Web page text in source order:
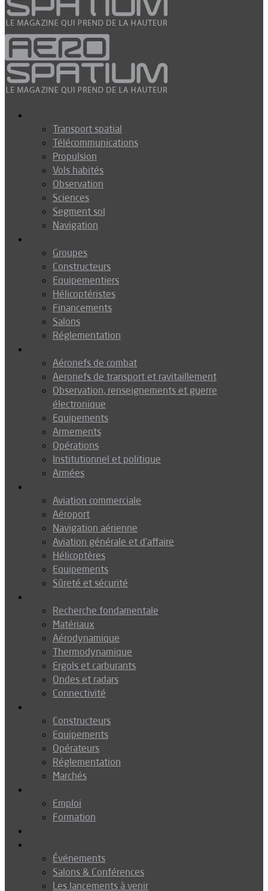
Transport spatial
Télécommunications
Propulsion
Vols habités
Observation
Sciences
Segment sol
Navigation
Groupes
Constructeurs
Equipementiers
Hélicoptéristes
Financements
Salons
Réglementation
Aéronefs de combat
Aeronefs de transport et ravitaillement
Observation, renseignements et guerre
électronique
Equipements
Armements
Opérations
Institutionnel et politique
Armées
Aviation commerciale
Aéroport
Navigation aérienne
Aviation générale et d’affaire
Hélicoptères
Equipements
Sûreté et sécurité
Recherche fondamentale
Matériaux
Aérodynamique
Thermodynamique
Ergols et carburants
Ondes et radars
Connectivité
Constructeurs
Equipements
Opérateurs
Réglementation
Marchés
Emploi
Formation
Événements
Salons & Conférences
Les lancements à venir